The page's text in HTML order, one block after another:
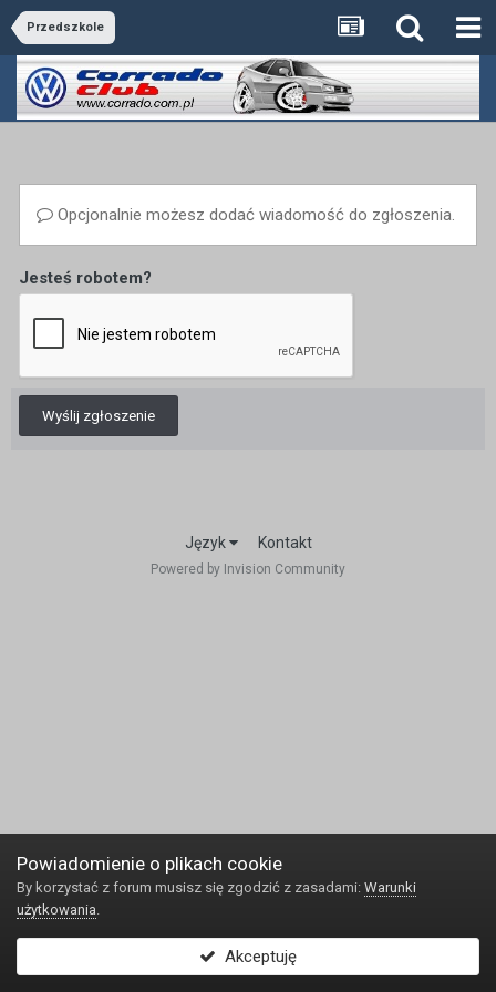
Przedszkole
Opcjonalnie możesz dodać wiadomość do zgłoszenia.
Jesteś robotem?
Wyślij zgłoszenie
Język Kontakt
Powered by Invision Community
Powiadomienie o plikach cookie
By korzystać z forum musisz się zgodzić z zasadami: Warunki
użytkowania.
Akceptuję